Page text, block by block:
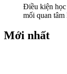
Điều kiện học
mối quan tâm
Mới nhất